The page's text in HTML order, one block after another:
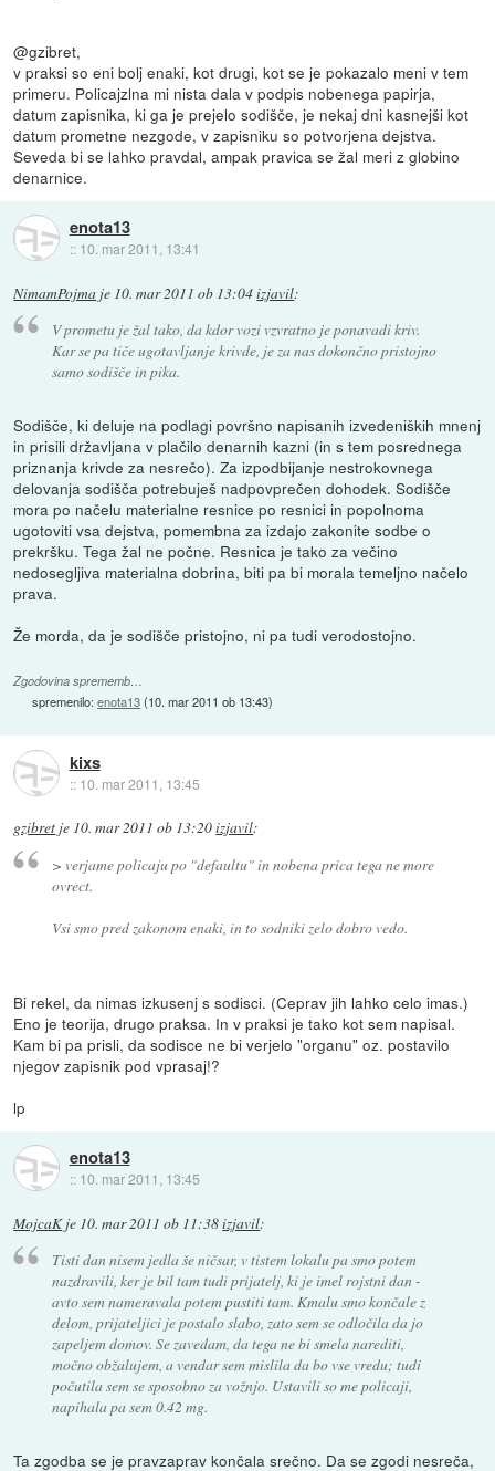
@gzibret,
v praksi so eni bolj enaki, kot drugi, kot se je pokazalo meni v tem
primeru. Policajzlna mi nista dala v podpis nobenega papirja,
datum zapisnika, ki ga je prejelo sodišče, je nekaj dni kasnejši kot
datum prometne nezgode, v zapisniku so potvorjena dejstva.
Seveda bi se lahko pravdal, ampak pravica se žal meri z globino
denarnice.
enota13
:: 10. mar 2011, 13:41
NimamPojma je 10. mar 2011 ob 13:04izjavil:
V prometu je žal tako, da kdor vozi vzvratno je ponavadi kriv.
Kar se pa tiče ugotavljanje krivde, je za nas dokončno pristojno
samo sodišče in pika.
Sodišče, ki deluje na podlagi površno napisanih izvedeniških mnenj
in prisili državljana v plačilo denarnih kazni (in s tem posrednega
priznanja krivde za nesrečo). Za izpodbijanje nestrokovnega
delovanja sodišča potrebuješ nadpovprečen dohodek. Sodišče
mora po načelu materialne resnice po resnici in popolnoma
ugotoviti vsa dejstva, pomembna za izdajo zakonite sodbe o
prekršku. Tega žal ne počne. Resnica je tako za večino
nedosegljiva materialna dobrina, biti pa bi morala temeljno načelo
prava.
Že morda, da je sodišče pristojno, ni pa tudi verodostojno.
Zgodovina sprememb…
spremenilo:enota13(10. mar 2011 ob 13:43)
kixs
:: 10. mar 2011, 13:45
gzibret je 10. mar 2011 ob 13:20izjavil:
> verjame policaju po "defaultu" in nobena prica tega ne more
ovrect.
Vsi smo pred zakonom enaki, in to sodniki zelo dobro vedo.
Bi rekel, da nimas izkusenj s sodisci. (Ceprav jih lahko celo imas.)
Eno je teorija, drugo praksa. In v praksi je tako kot sem napisal.
Kam bi pa prisli, da sodisce ne bi verjelo "organu" oz. postavilo
njegov zapisnik pod vprasaj!?
lp
enota13
:: 10. mar 2011, 13:45
MojcaKje 10. mar 2011 ob 11:38izjavil:
Tisti dan nisem jedla še ničsar, v tistem lokalu pa smo potem
nazdravili, ker je bil tam tudi prijatelj, ki je imel rojstni dan -
avto sem nameravala potem pustiti tam. Kmalu smo končale z
delom, prijateljici je postalo slabo, zato sem se odločila da jo
zapeljem domov. Se zavedam, da tega ne bi smela narediti,
močno obžalujem, a vendar sem mislila da bo vse vredu; tudi
počutila sem se sposobno za vožnjo. Ustavili so me policaji,
napihala pa sem 0.42 mg.
Ta zgodba se je pravzaprav končala srečno. Da se zgodi nesreča,